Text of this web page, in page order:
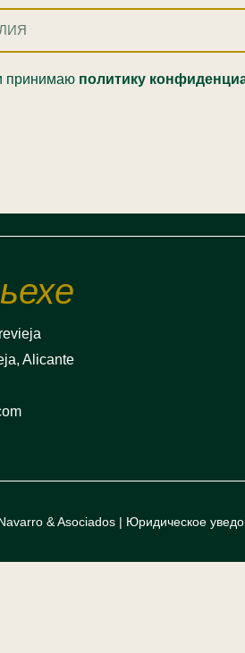
принимаю политику
Alicante
& Asociados | Юридическое